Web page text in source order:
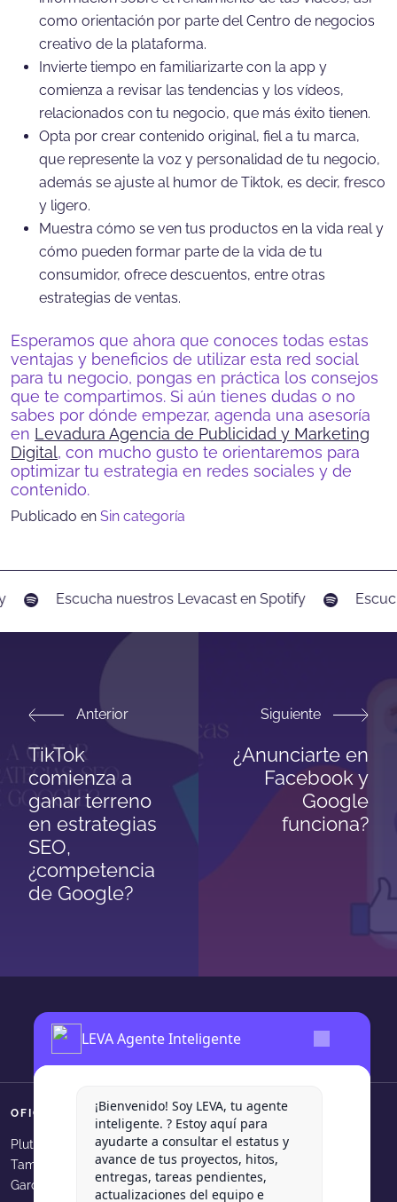
LEVA Agente Inteligente
¡Bienvenido! Soy LEVA, tu agente
inteligente. ? Estoy aquí para
ayudarte a consultar el estatus y
avance de tus proyectos, hitos,
entregas, tareas pendientes,
actualizaciones del equipo e
como orientación por parte del Centro de negocios
creativo de la plataforma.
Invierte tiempo en familiarizarte con la app y
comienza a revisar las tendencias y los vídeos,
relacionados con tu negocio, que más éxito tienen.
Opta por crear contenido original, fiel a tu marca,
que represente la voz y personalidad de tu negocio,
además se ajuste al humor de Tiktok, es decir, fresco
y ligero.
Muestra cómo se ven tus productos en la vida real y
cómo pueden formar parte de la vida de tu
consumidor, ofrece descuentos, entre otras
estrategias de ventas.
Esperamos que ahora que conoces todas estas
ventajas y beneficios de utilizar esta red social
para tu negocio, pongas en práctica los consejos
que te compartimos. Si aún tienes dudas o no
sabes por dónde empezar, agenda una asesoría
en Levadura Agencia de Publicidad y Marketing
Digital, con mucho gusto te orientaremos para
optimizar tu estrategia en redes sociales y de
contenido.
Publicado en Sin categoría
Escucha nuestros Levacast en Spotify
Anterior
TikTok
comienza a
ganar terreno
en estrategias
SEO,
¿competencia
de Google?
Siguiente
¿Anunciarte en
Facebook y
Google
funciona?
OFICINAS
Plutarco Elias Calles 540, Col.
Tampiquito, San Pedro Garza
García, N.L.
SÍGUENOS
Levadura Agencia en
Levadura Agencia en
Levadura Agencia
Levadura Agencia en youtube
Levadura Agencia en